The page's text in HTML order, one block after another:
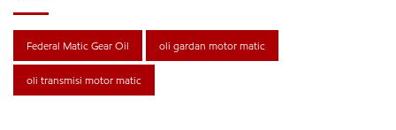
Federal Matic Gear Oil oli gardan motor matic
oli transmisi motor matic